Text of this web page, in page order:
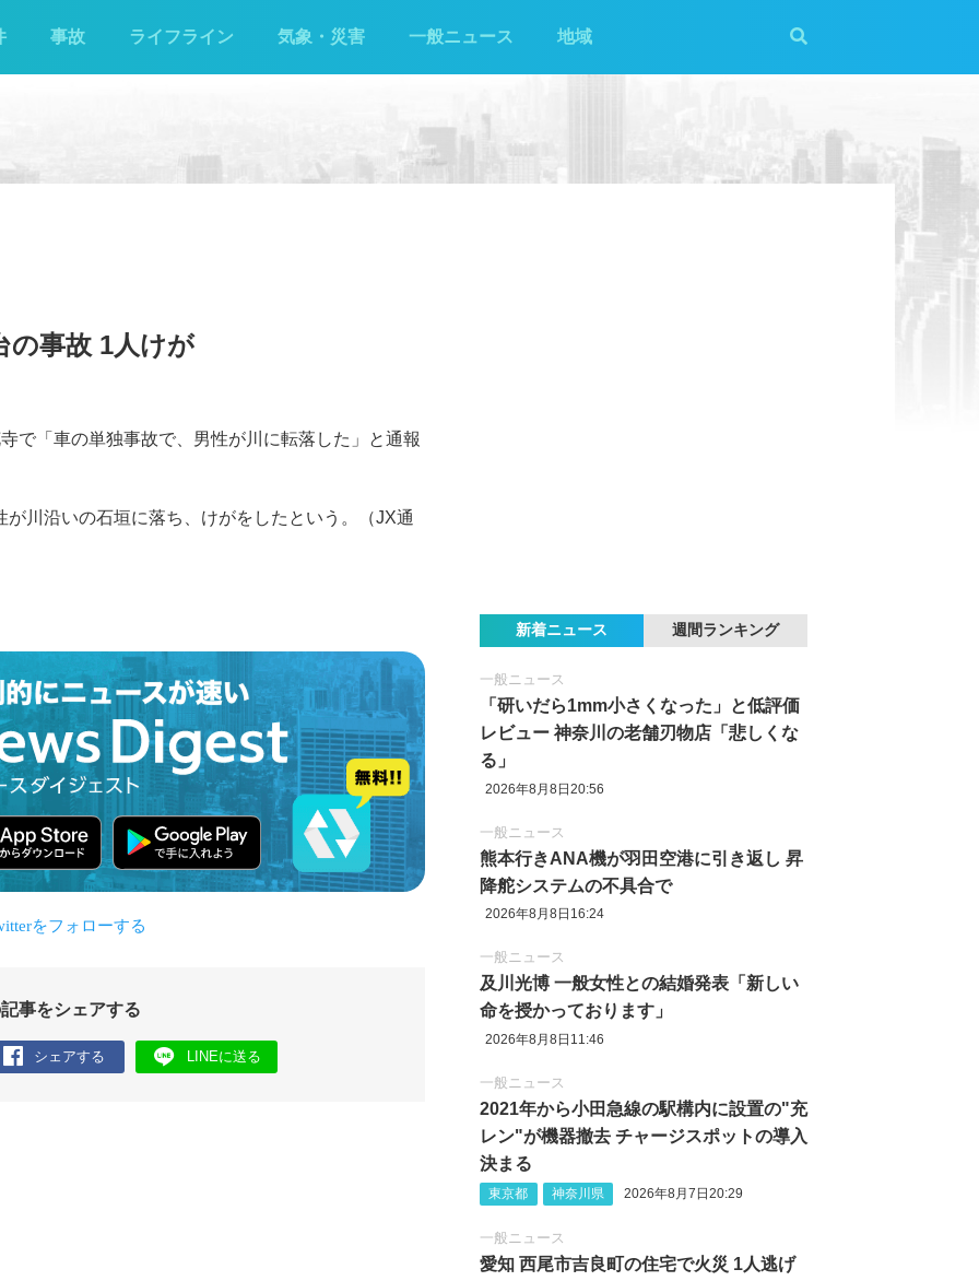
事故 ライフライン 気象・災害 一般ニュース 地域
の事故 1人けが
で「車の単独事故で、男性が川に転落した」と通報
川沿いの石垣に落ち、けがをしたという。（JX通
事をシェアする
シェアする LINEに送る
新着ニュース 週間ランキング
一般ニュース
「研いだら1mm小さくなった」と低評価
レビュー 神奈川の老舗刃物店「悲しくな
る」
2026年8月8日20:56
一般ニュース
熊本行きANA機が羽田空港に引き返し 昇
降舵システムの不具合で
2026年8月8日16:24
一般ニュース
及川光博 一般女性との結婚発表「新しい
命を授かっております」
2026年8月8日11:46
一般ニュース
2021年から小田急線の駅構内に設置の"充
レン"が機器撤去 チャージスポットの導入
決まる
東京都 神奈川県 2026年8月7日20:29
一般ニュース
愛知 西尾市吉良町の住宅で火災 1人逃げ